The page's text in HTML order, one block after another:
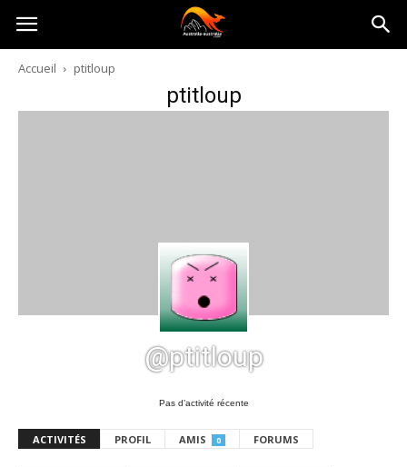
Australia-
australie.com
Accueil ptitloup
ptitloup
@ptitloup
Pas d’activité récente
ACTIVITÉS PROFIL AMIS 0 FORUMS